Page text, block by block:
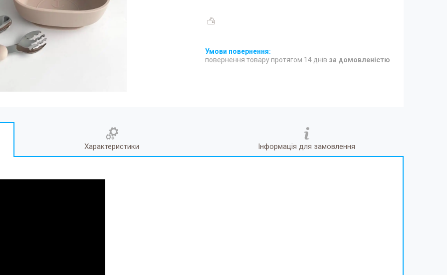
повернення товару протягом 14 днів за домовленістю
Характеристики Інформація для замовлення